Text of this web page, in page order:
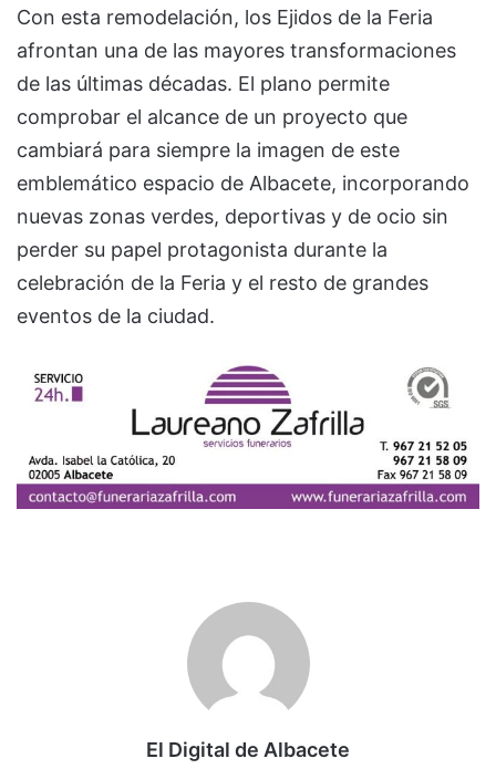
Con esta remodelación, los Ejidos de la Feria
afrontan una de las mayores transformaciones
de las últimas décadas. El plano permite
comprobar el alcance de un proyecto que
cambiará para siempre la imagen de este
emblemático espacio de Albacete, incorporando
nuevas zonas verdes, deportivas y de ocio sin
perder su papel protagonista durante la
celebración de la Feria y el resto de grandes
eventos de la ciudad.
El Digital de Albacete